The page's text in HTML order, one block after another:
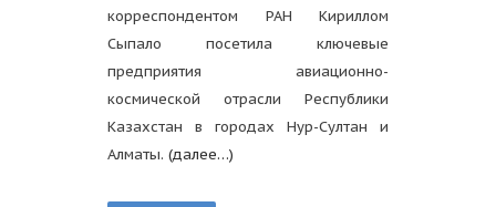
корреспондентом РАН Кириллом
Сыпало посетила ключевые
предприятия авиационно-
космической отрасли Республики
Казахстан в городах Нур-Султан и
Алматы. (далее…)